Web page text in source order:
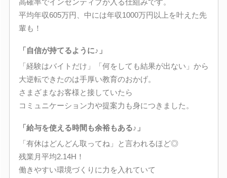
高確率でインセンティブが入る仕組みです。
平均年収605万円、中には年収1000万円以上を叶えた先
輩も！
「自信が持てるように♪」
「経験はバイトだけ」「何をしても結果が出ない」から
大逆転できたのは手厚い教育のおかげ。
さまざまなお客様と接していたら
コミュニケーション力や提案力も身につきました。
「給与を使える時間も余裕もある♪」
「有休はどんどん取ってね」と言われるほど◎
残業月平均2.14H！
働きやすい環境づくりに力を入れていて